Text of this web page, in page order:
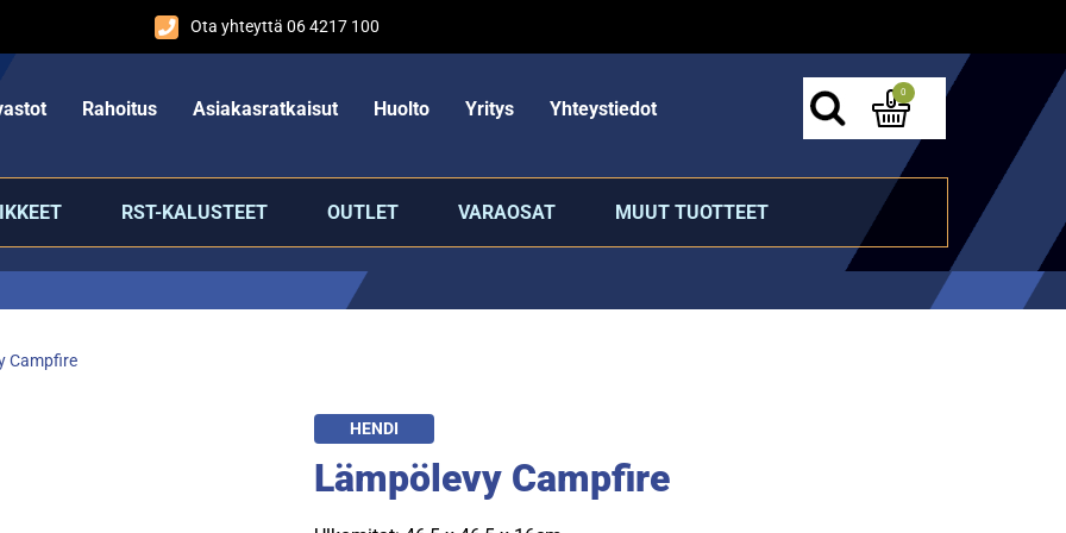
Ota yhteyttä 06 4217 100
Rahoitus Asiakasratkaisut Huolto Yritys Yhteystiedot
0
RST-KALUSTEET OUTLET VARAOSAT MUUT TUOTTEET
Campfire
HENDI
Lämpölevy Campfire